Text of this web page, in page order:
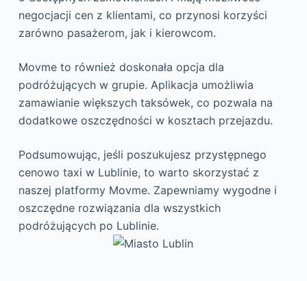
negocjacji cen z klientami, co przynosi korzyści
zarówno pasażerom, jak i kierowcom.
Movme to również doskonała opcja dla
podróżujących w grupie. Aplikacja umożliwia
zamawianie większych taksówek, co pozwala na
dodatkowe oszczędności w kosztach przejazdu.
Podsumowując, jeśli poszukujesz przystępnego
cenowo taxi w Lublinie, to warto skorzystać z
naszej platformy Movme. Zapewniamy wygodne i
oszczędne rozwiązania dla wszystkich
podróżujących po Lublinie.